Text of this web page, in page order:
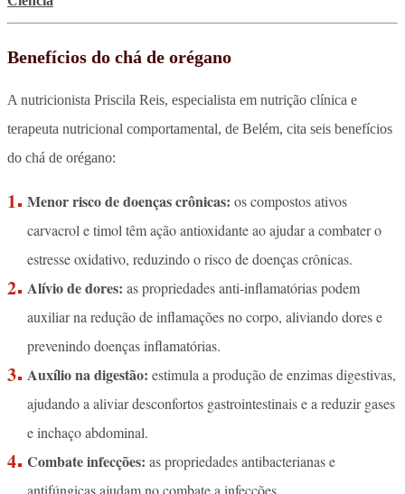
Benefícios do chá de orégano
A nutricionista Priscila Reis, especialista em nutrição clínica e
terapeuta nutricional comportamental, de Belém, cita seis benefícios
do chá de orégano:
Menor risco de doenças crônicas: os compostos ativos
carvacrol e timol têm ação antioxidante ao ajudar a combater o
estresse oxidativo, reduzindo o risco de doenças crônicas.
Alívio de dores: as propriedades anti-inflamatórias podem
auxiliar na redução de inflamações no corpo, aliviando dores e
prevenindo doenças inflamatórias.
Auxílio na digestão: estimula a produção de enzimas digestivas,
ajudando a aliviar desconfortos gastrointestinais e a reduzir gases
e inchaço abdominal.
Combate infecções: as propriedades antibacterianas e
antifúngicas ajudam no combate a infecções.